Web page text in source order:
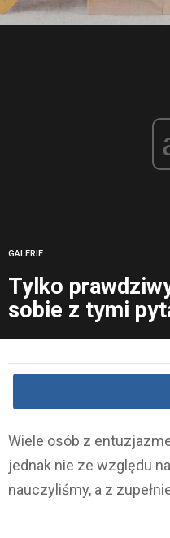
GALERIE
Tylko
sobie z tymi
Wiele osób z
jednak nie ze względu
nauczyliśmy, a z